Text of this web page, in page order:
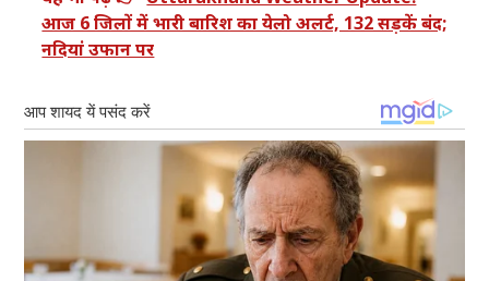
आज 6 जिलों में भारी बारिश का येलो अलर्ट, 132 सड़कें बंद;
नदियां उफान पर